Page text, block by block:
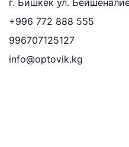
+996 772 888 555
996707125127
info@optovik.kg